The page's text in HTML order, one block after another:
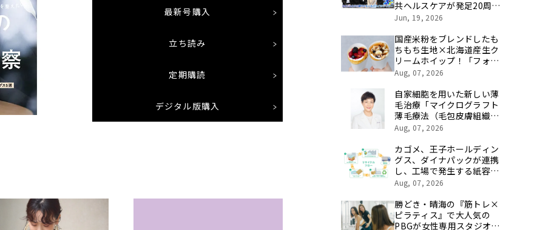
最新号購入
立ち読み
定期購読
デジタル版購入
共ヘルスケアが発足20周年
を記念し、製品開発・新カ
合時のエピソードを社員の
想いとともに振り返る特別
映像を公開！
Jun, 19, 2026
国産米粉をブレンドしたも
ちもち生地×北海道産生ク
リームホイップ！「フォレ
スティコーヒー 愛甲石田
（月）からクレープ販売を
開始
Aug, 07, 2026
自家細胞を用いた新しい薄
毛治療「マイクログラフト
薄毛療法（毛包皮膚組織移
植法）」提供開始のお知ら
会 青山エルクリニック】
Aug, 07, 2026
カゴメ、王子ホールディン
グス、ダイナパックが連携
し、工場で発生する紙容器
損紙を段ボールへ再資源化
Aug, 07, 2026
勝どき・晴海の『筋トレ×
ピラティス』で大人気の
PBGが女性専用スタジオ